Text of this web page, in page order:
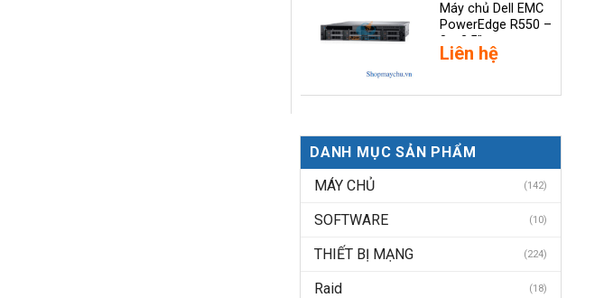
Máy chủ Dell EMC
PowerEdge R550 –
8 x 3.5″
Liên hệ
DANH MỤC SẢN PHẨM
MÁY CHỦ
(142)
SOFTWARE (10)
THIẾT BỊ MẠNG (224)
Raid (18)